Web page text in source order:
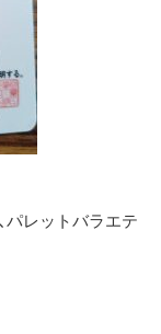
パレットバラエテ